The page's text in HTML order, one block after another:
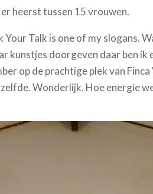
heerst tussen 15 vrouwen.
Talk is one of my slogans.
kunstjes doorgeven daar ben
op de prachtige plek van
Wonderlijk. Hoe energie